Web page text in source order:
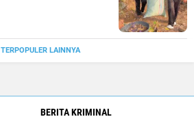
TERPOPULER LAINNYA
BERITA KRIMINAL